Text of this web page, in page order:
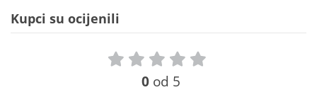
Kupci su ocijenili
0 od 5